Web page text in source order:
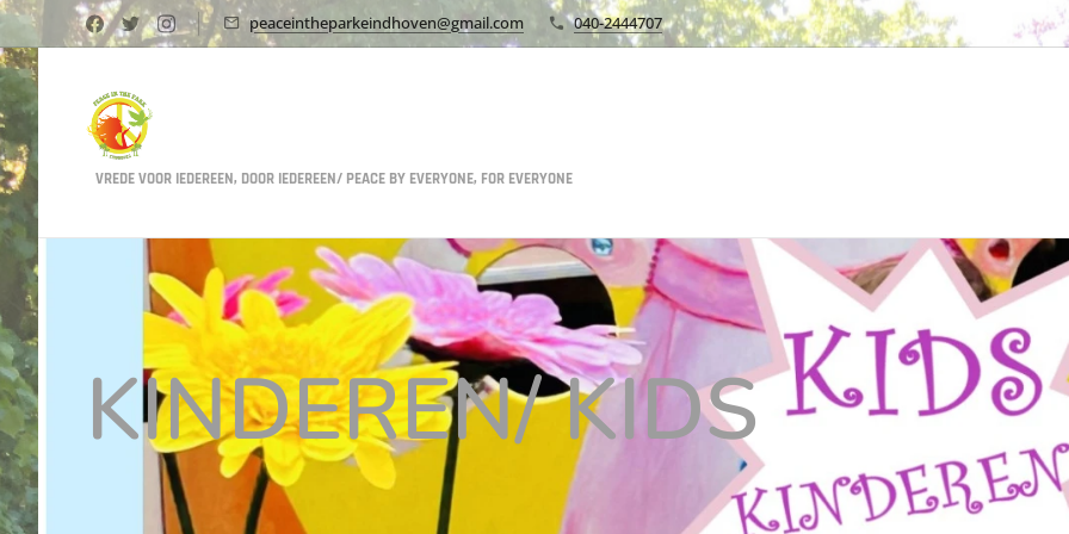
peaceintheparkeindhoven@gmail.com 040-2444707
VREDE VOOR IEDEREEN, DOOR IEDEREEN/ PEACE BY EVERYONE, FOR EVERYONE
KINDEREN/ KIDS